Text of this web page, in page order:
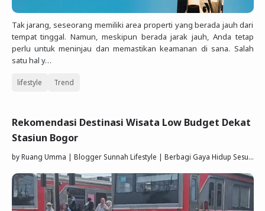
Tak jarang, seseorang memiliki area properti yang berada jauh dari
tempat tinggal. Namun, meskipun berada jarak jauh, Anda tetap
perlu untuk meninjau dan memastikan keamanan di sana. Salah
satu hal y…
lifestyle Trend
Rekomendasi Destinasi Wisata Low Budget Dekat
Stasiun Bogor
byRuang Umma | Blogger Sunnah Lifestyle | Berbagi Gaya Hidup Sesuai Quran Sunnah